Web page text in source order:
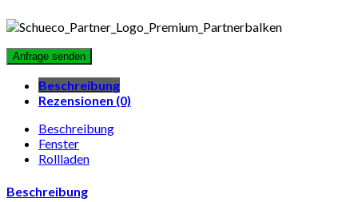
Beschreibung
Rezensionen (0)
Beschreibung
Fenster
Rollladen
Beschreibung